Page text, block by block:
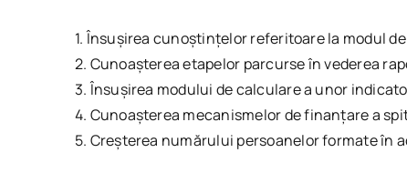
1. Însușirea cunoștințelor referitoare la modul
2. Cunoașterea etapelor parcurse în vederea
3. Însușirea modului de calculare a unor
4. Cunoașterea mecanismelor de finanțare a
5. Creșterea numărului persoanelor formate în